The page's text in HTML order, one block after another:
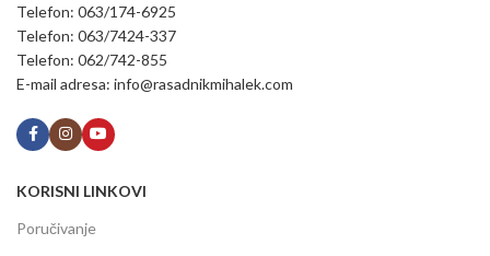
Telefon: 063/174-6925
Telefon: 063/7424-337
Telefon: 062/742-855
E-mail adresa: info@rasadnikmihalek.com
KORISNI LINKOVI
Poručivanje